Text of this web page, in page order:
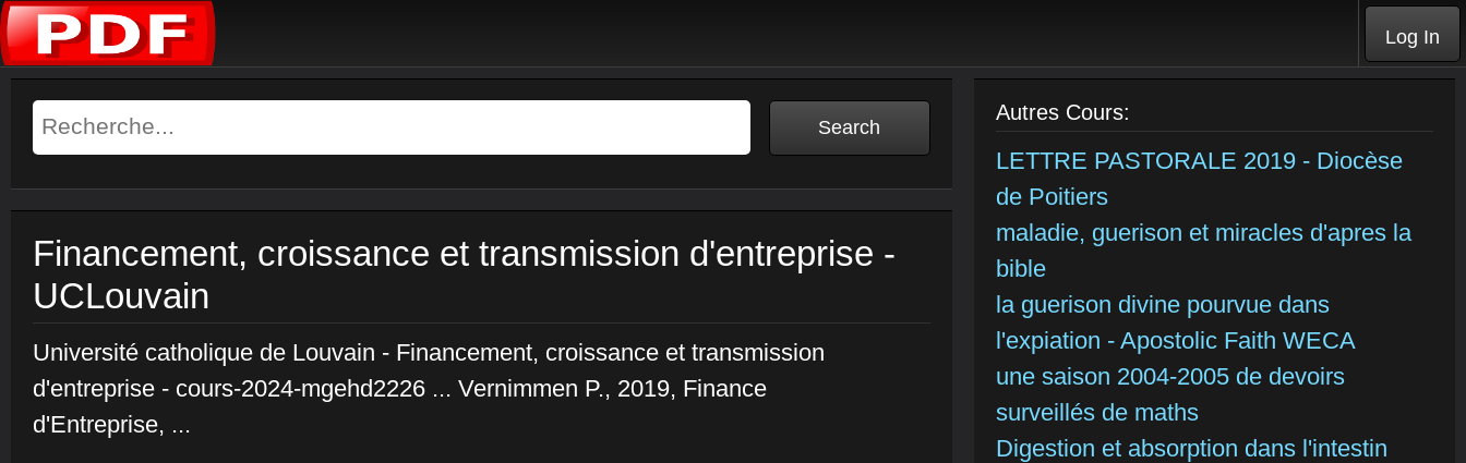
Log In
Financement, croissance et transmission d'entreprise -
UCLouvain
Université catholique de Louvain - Financement, croissance et transmission
d'entreprise - cours-2024-mgehd2226 ... Vernimmen P., 2019, Finance
d'Entreprise, ...
Autres Cours:
LETTRE PASTORALE 2019 - Diocèse
de Poitiers
maladie, guerison et miracles d'apres la
bible
la guerison divine pourvue dans
l'expiation - Apostolic Faith WECA
une saison 2004-2005 de devoirs
surveillés de maths
Digestion et absorption dans l'intestin